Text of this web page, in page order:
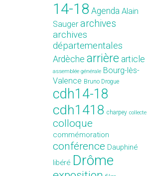
14-18 Agenda Alain
Sauger archives
archives
départementales
Ardèche arrière article
assemblée générale Bourg-lès-
Valence Bruno Drogue
cdh14-18
cdh1418 charpey collecte
colloque
commémoration
conférence Dauphiné
libéré Drôme